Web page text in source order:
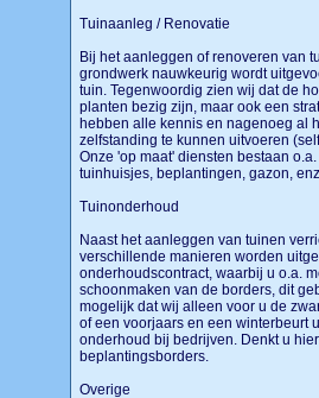
Tuinaanleg / Renovatie
Bij het aanleggen of renoveren van
grondwerk nauwkeurig wordt
tuin. Tegenwoordig zien wij dat de
planten bezig zijn, maar ook een
hebben alle kennis en nagenoeg al
zelfstanding te kunnen uitvoeren
Onze 'op maat' diensten bestaan
tuinhuisjes, beplantingen, gazon,
Tuinonderhoud
Naast het aanleggen van tuinen
verschillende manieren worden
onderhoudscontract, waarbij u o.a.
schoonmaken van de borders, dit
mogelijk dat wij alleen voor u de
of een voorjaars en een winterbeurt
onderhoud bij bedrijven. Denkt u
beplantingsborders.
Overige